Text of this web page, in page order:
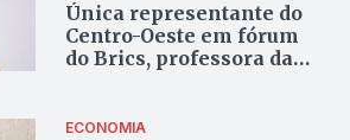
Única representante do
Centro-Oeste em fórum
do Brics, professora da
ciência
ECONOMIA